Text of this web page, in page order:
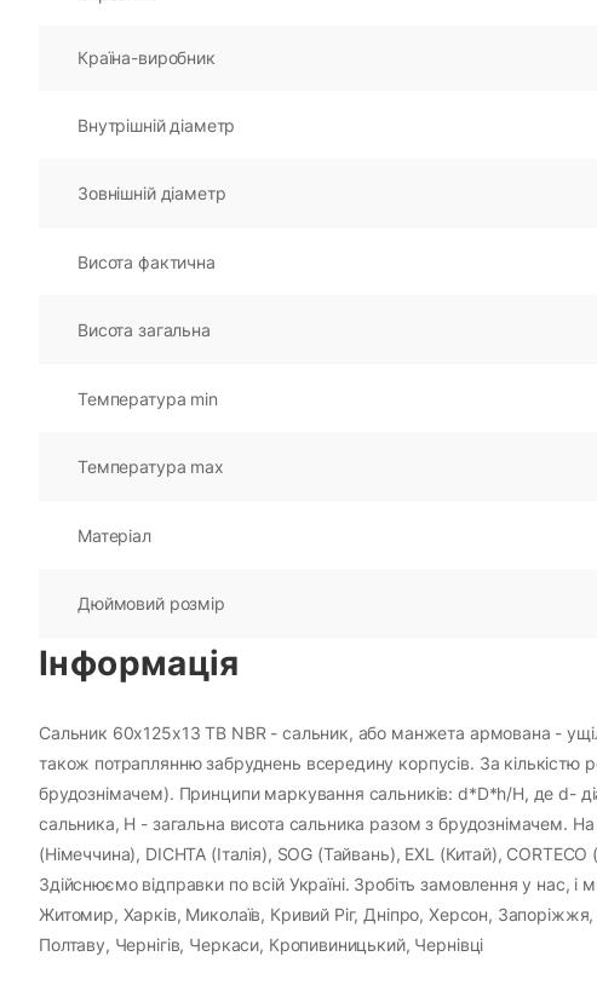
Країна-виробник
Внутрішній діаметр
Зовнішній діаметр
Висота фактична
Висота загальна
Температура min
Температура max
Матеріал
Дюймовий розмір
Інформація
Сальник 60х125х13 TB NBR - сальник, або манжета армована -
також потраплянню забруднень всередину корпусів. За кількістю
брудознімачем). Принципи маркування сальників: d*D*h/H, де d-
сальника, H - загальна висота сальника разом з брудознімачем.
(Німеччина), DICHTA (Італія), SOG (Тайвань), EXL (Китай),
Здійснюємо відправки по всій Україні. Зробіть замовлення у нас,
Житомир, Харків, Миколаїв, Кривий Ріг, Дніпро, Херсон,
Полтаву, Чернігів, Черкаси, Кропивиницький, Чернівці